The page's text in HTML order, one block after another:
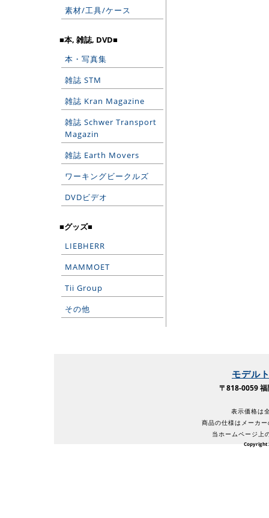
素材/工具/ケース
■本, 雑誌, DVD■
本・写真集
雑誌 STM
雑誌 Kran Magazine
雑誌 Schwer Transport
Magazin
雑誌 Earth Movers
ワーキングビークルズ
DVDビデオ
■グッズ■
LIEBHERR
MAMMOET
Tii Group
その他
モデル
〒818-0059
表示価格は
商品の仕様はメーカ
当ホームページ上
Copyright